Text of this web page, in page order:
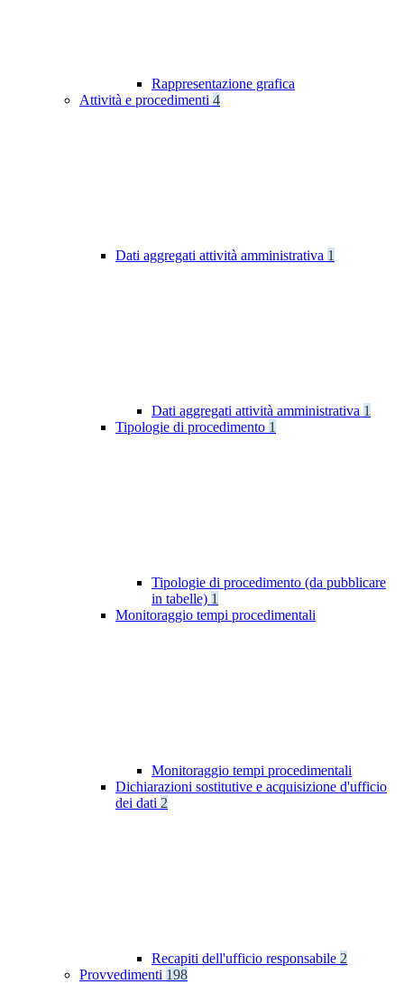
Rappresentazione grafica
Attività e procedimenti 4
Dati aggregati attività amministrativa 1
Dati aggregati attività amministrativa 1
Tipologie di procedimento 1
Tipologie di procedimento (da pubblicare
in tabelle) 1
Monitoraggio tempi procedimentali
Monitoraggio tempi procedimentali
Dichiarazioni sostitutive e acquisizione d'ufficio
dei dati 2
Recapiti dell'ufficio responsabile 2
Provvedimenti 198